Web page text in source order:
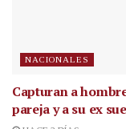
NACIONALES
Capturan a
pareja y a su ex